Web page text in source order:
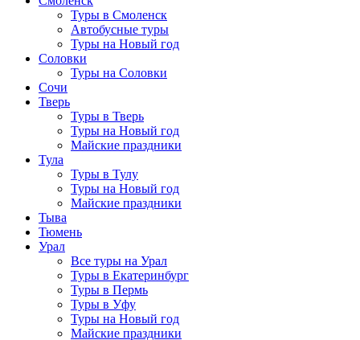
Туры в Смоленск
Автобусные туры
Туры на Новый год
Соловки
Туры на Соловки
Сочи
Тверь
Туры в Тверь
Туры на Новый год
Майские праздники
Тула
Туры в Тулу
Туры на Новый год
Майские праздники
Тыва
Тюмень
Урал
Все туры на Урал
Туры в Екатеринбург
Туры в Пермь
Туры в Уфу
Туры на Новый год
Майские праздники